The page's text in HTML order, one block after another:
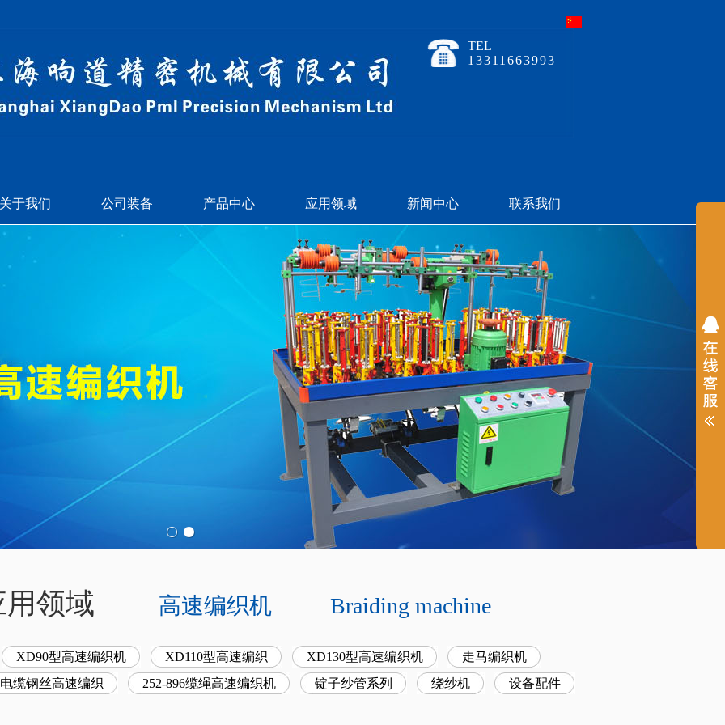
TEL
13311663993
关于我们 公司装备 产品中心 应用领域 新闻中心 联系我们
用领域 高速编织机 Braiding machine
XD90型高速编织机 XD110型高速编织 XD130型高速编织机
走马编织机
缆钢丝高速编织
252-896缆绳高速编织机 锭子纱管系列 绕纱机 设备配件